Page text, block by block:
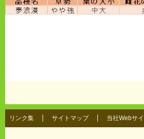
リンク集 サイトマップ 当社Webサ